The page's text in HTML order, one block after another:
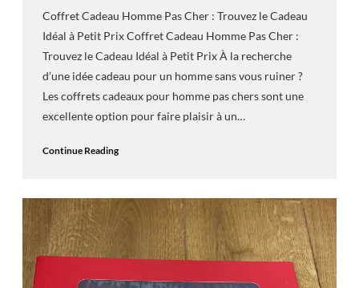
Coffret Cadeau Homme Pas Cher : Trouvez le Cadeau
Idéal à Petit Prix Coffret Cadeau Homme Pas Cher :
Trouvez le Cadeau Idéal à Petit Prix À la recherche
d’une idée cadeau pour un homme sans vous ruiner ?
Les coffrets cadeaux pour homme pas chers sont une
excellente option pour faire plaisir à un…
Continue Reading